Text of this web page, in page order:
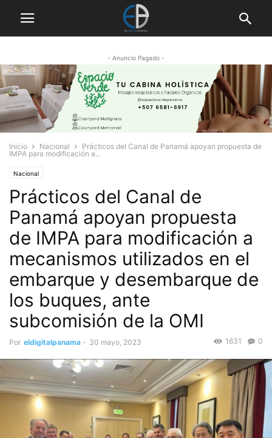
- Anuncio Pagado -
Inicio Nacional
Prácticos del Canal de Panamá apoyan propuesta de
IMPA para modificación a...
Nacional
Prácticos del Canal de
Panamá apoyan propuesta
de IMPA para modificación a
mecanismos utilizados en el
embarque y desembarque de
los buques, ante
subcomisión de la OMI
Por eldigitalpanama - 30 mayo, 2023 0
1631